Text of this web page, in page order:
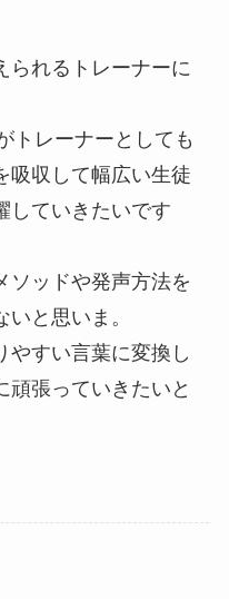
られるトレーナーに
トレーナーとしても
吸収して幅広い生徒
していきたいです
ソッドや発声方法を
と思いま。
やすい言葉に変換し
頑張っていきたいと